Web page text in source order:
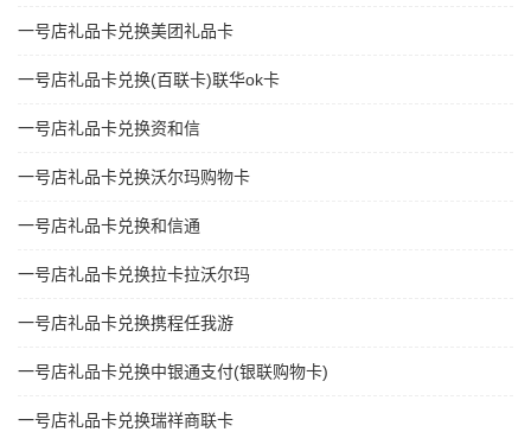
一号店礼品卡兑换美团礼品卡
一号店礼品卡兑换(百联卡)联华ok卡
一号店礼品卡兑换资和信
一号店礼品卡兑换沃尔玛购物卡
一号店礼品卡兑换和信通
一号店礼品卡兑换拉卡拉沃尔玛
一号店礼品卡兑换携程任我游
一号店礼品卡兑换中银通支付(银联购物卡)
一号店礼品卡兑换瑞祥商联卡